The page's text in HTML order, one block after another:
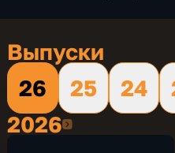
Выпуски
26
25 24
20262026